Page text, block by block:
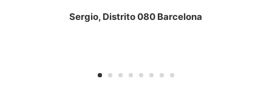
Sergio, Distrito 080 Barcelona